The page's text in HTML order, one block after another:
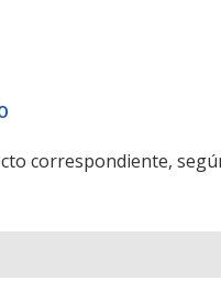
correspondiente,